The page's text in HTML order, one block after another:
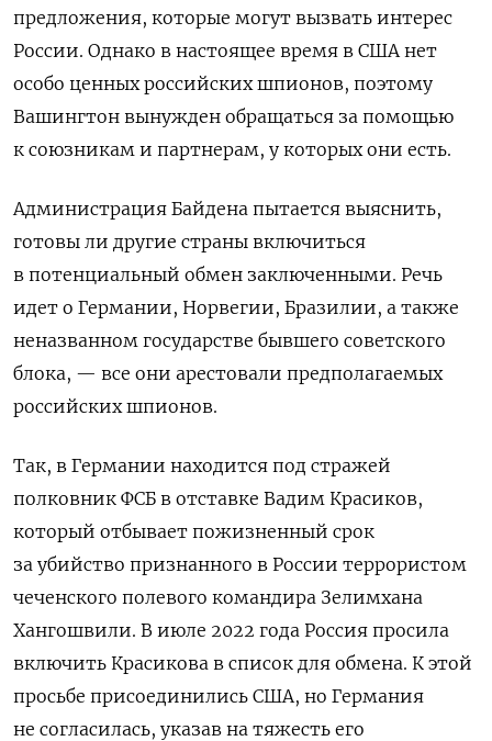
предложения, которые могут вызвать интерес
России. Однако в настоящее время в США нет
особо ценных российских шпионов, поэтому
Вашингтон вынужден обращаться за помощью
к союзникам и партнерам, у которых они есть.
Администрация Байдена пытается выяснить,
готовы ли другие страны включиться
в потенциальный обмен заключенными. Речь
идет о Германии, Норвегии, Бразилии, а также
неназванном государстве бывшего советского
блока, — все они арестовали предполагаемых
российских шпионов.
Так, в Германии находится под стражей
полковник ФСБ в отставке Вадим Красиков,
который отбывает пожизненный срок
за убийство признанного в России террористом
чеченского полевого командира Зелимхана
Хангошвили. В июле 2022 года Россия просила
включить Красикова в список для обмена. К этой
просьбе присоединились США, но Германия
не согласилась, указав на тяжесть его